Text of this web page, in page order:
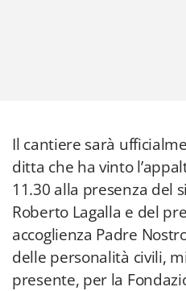
Il cantiere sarà
ditta che ha vinto
11.30 alla presenza del
Roberto Lagalla e del
accoglienza Padre
delle personalità civili,
presente, per la